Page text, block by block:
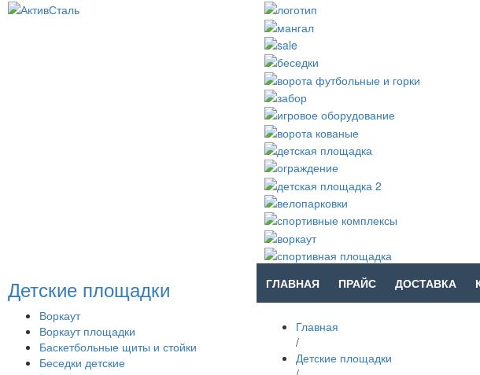
Детские площадки
Воркаут
Воркаут площадки
Баскетбольные щиты и стойки
Беседки детские
ГЛАВНАЯ ПРАЙС ДОСТАВКА
Главная
/
Детские площадки